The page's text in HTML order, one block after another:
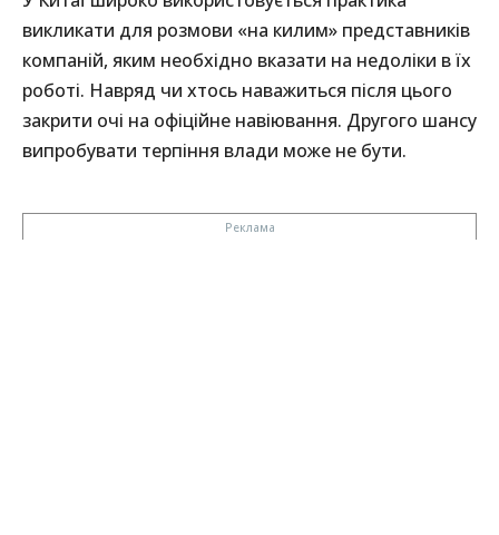
викликати для розмови «на килим» представників
компаній, яким необхідно вказати на недоліки в їх
роботі. Навряд чи хтось наважиться після цього
закрити очі на офіційне навіювання. Другого шансу
випробувати терпіння влади може не бути.